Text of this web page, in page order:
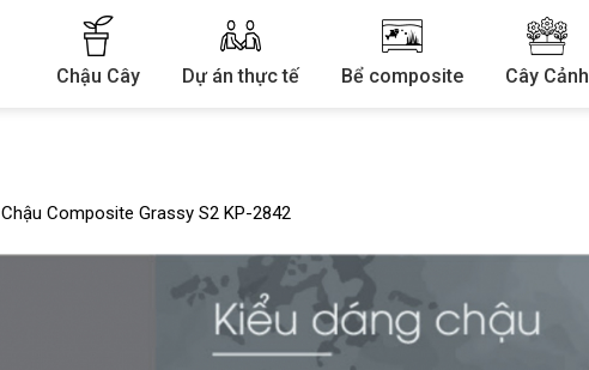
Chậu Cây Dự án thực tế Bể composite Cây Cảnh
Chậu Composite Grassy S2 KP-2842